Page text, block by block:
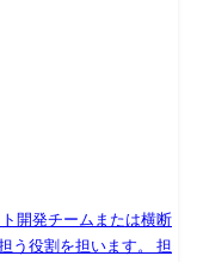
を基盤に、医用・バイ
ョン事業等、最先端分
います。 “知る力
開発チームまたは横断
役割を担います。 担